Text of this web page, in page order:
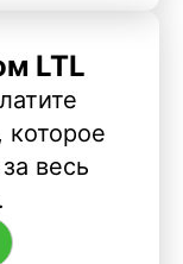
LTL
которое
весь